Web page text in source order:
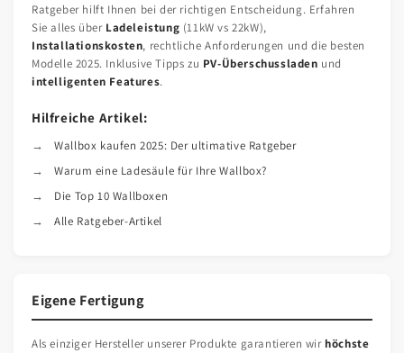
Ratgeber hilft Ihnen bei der richtigen Entscheidung. Erfahren
Sie alles über Ladeleistung (11kW vs 22kW),
Installationskosten, rechtliche Anforderungen und die besten
Modelle 2025. Inklusive Tipps zu PV-Überschussladen und
intelligenten Features.
Hilfreiche Artikel:
Wallbox kaufen 2025: Der ultimative Ratgeber
Warum eine Ladesäule für Ihre Wallbox?
Die Top 10 Wallboxen
Alle Ratgeber-Artikel
Eigene Fertigung
Als einziger Hersteller unserer Produkte garantieren wirhöchste